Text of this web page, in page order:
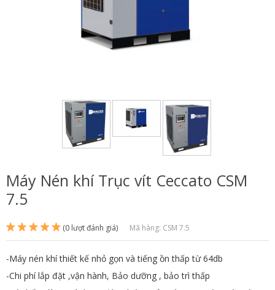
Máy Nén khí Trục vít Ceccato CSM
7.5
(0 lượt đánh giá) Mã hàng: CSM 7.5
-Máy nén khí thiết kế nhỏ gọn và tiếng ồn thấp từ 64db
-Chi phí lắp đặt ,vận hành, Bảo dưỡng , bảo trì thấp